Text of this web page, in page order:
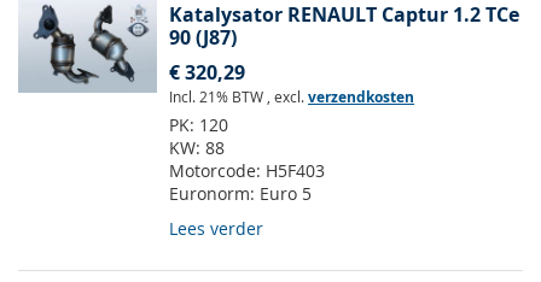
Katalysator RENAULT Captur 1.2 TCe
90 (J87)
€ 320,29
Incl. 21% BTW , excl.verzendkosten
PK: 120
KW: 88
Motorcode: H5F403
Euronorm: Euro 5
Lees verder